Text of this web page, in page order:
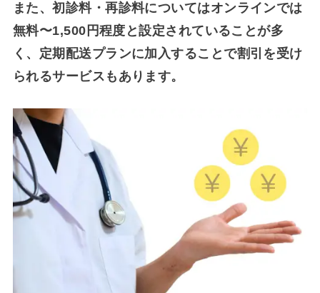
また、初診料・再診料についてはオンラインでは
無料〜1,500円程度と設定されていることが多
く、定期配送プランに加入することで割引を受け
られるサービスもあります。